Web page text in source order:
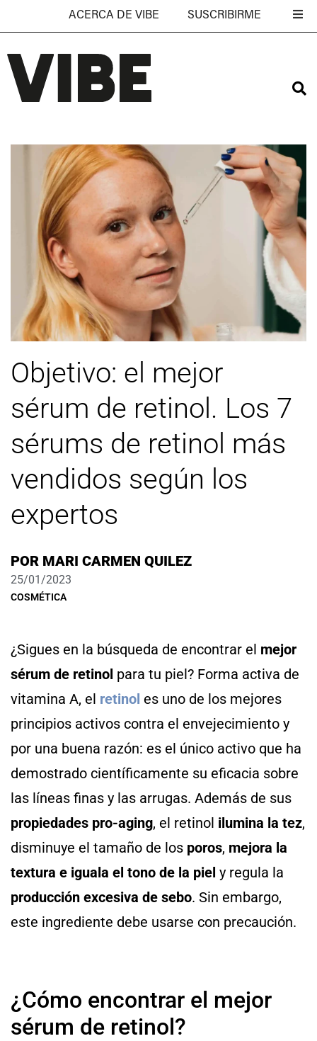
ACERCA DE VIBE SUSCRIBIRME
Objetivo: el mejor
sérum de retinol. Los 7
sérums de retinol más
vendidos según los
expertos
POR MARI CARMEN QUILEZ
25/01/2023
COSMÉTICA
¿Sigues en la búsqueda de encontrar el mejor
sérum de retinol para tu piel? Forma activa de
vitamina A, el retinol es uno de los mejores
principios activos contra el envejecimiento y
por una buena razón: es el único activo que ha
demostrado científicamente su eficacia sobre
las líneas finas y las arrugas. Además de sus
propiedades pro-aging, el retinol ilumina la tez,
disminuye el tamaño de los poros, mejora la
textura e iguala el tono de la piel y regula la
producción excesiva de sebo. Sin embargo,
este ingrediente debe usarse con precaución.
¿Cómo encontrar el mejor
sérum de retinol?